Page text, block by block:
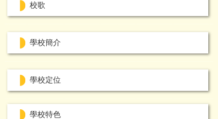
校歌
學校簡介
學校定位
學校特色